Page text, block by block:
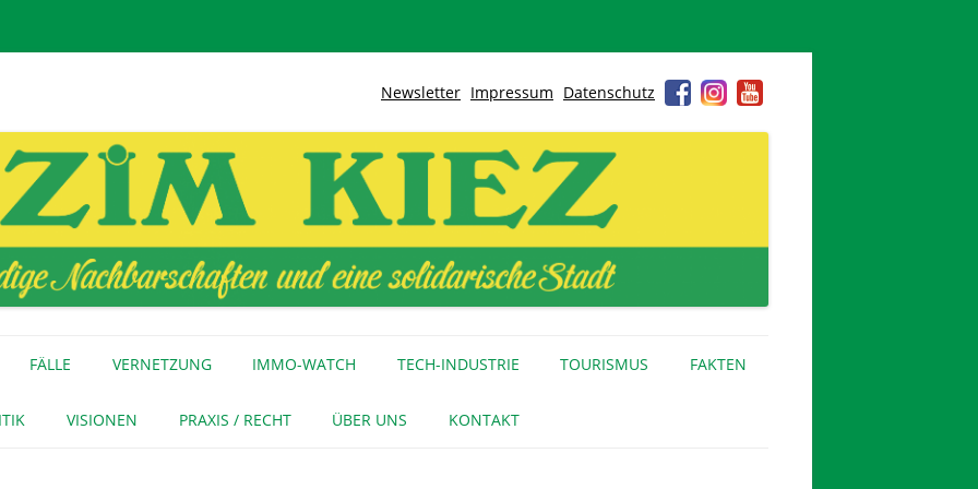
Newsletter Impressum Datenschutz
Inhalt
springen
MEDIENECHO
FÄLLE
GEWERBE
VERNETZUNG
INITIATIVEN
IMMO-WATCH TECH-INDUSTRIE TOURISMUS FAKTEN
VISIONEN PRAXIS / RECHT ÜBER UNS KONTAKT